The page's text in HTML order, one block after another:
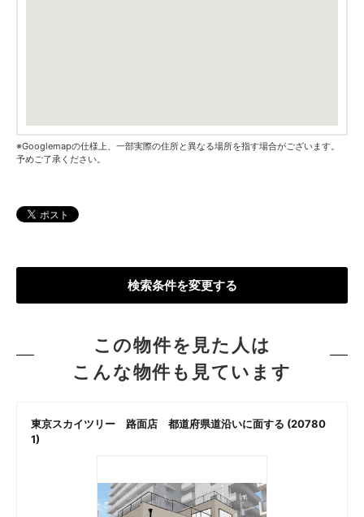
※Googlemapの仕様上、一部実際の住所と異なる場所を指す場合がございます。
予めご了承ください。
検索条件を変更する
この物件を見た人は
こんな物件も見ています
東京スカイツリー 路面店 都道府県道沿いに面する (20780
1)